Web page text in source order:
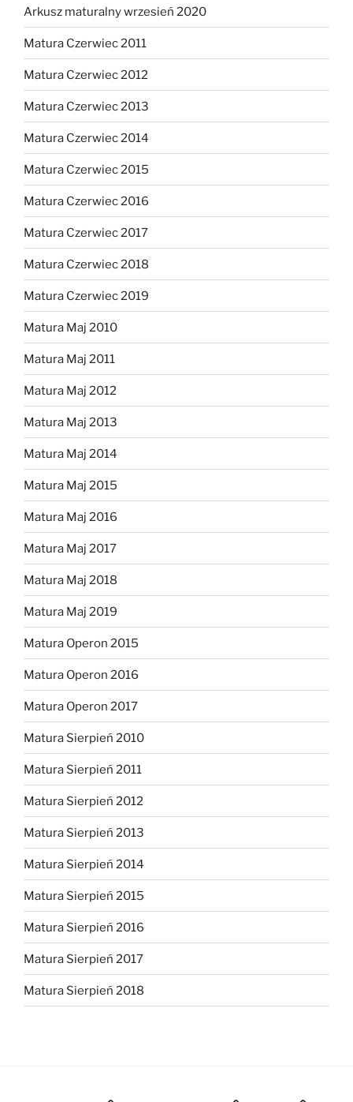
Arkusz maturalny wrzesień 2020
Matura Czerwiec 2011
Matura Czerwiec 2012
Matura Czerwiec 2013
Matura Czerwiec 2014
Matura Czerwiec 2015
Matura Czerwiec 2016
Matura Czerwiec 2017
Matura Czerwiec 2018
Matura Czerwiec 2019
Matura Maj 2010
Matura Maj 2011
Matura Maj 2012
Matura Maj 2013
Matura Maj 2014
Matura Maj 2015
Matura Maj 2016
Matura Maj 2017
Matura Maj 2018
Matura Maj 2019
Matura Operon 2015
Matura Operon 2016
Matura Operon 2017
Matura Sierpień 2010
Matura Sierpień 2011
Matura Sierpień 2012
Matura Sierpień 2013
Matura Sierpień 2014
Matura Sierpień 2015
Matura Sierpień 2016
Matura Sierpień 2017
Matura Sierpień 2018